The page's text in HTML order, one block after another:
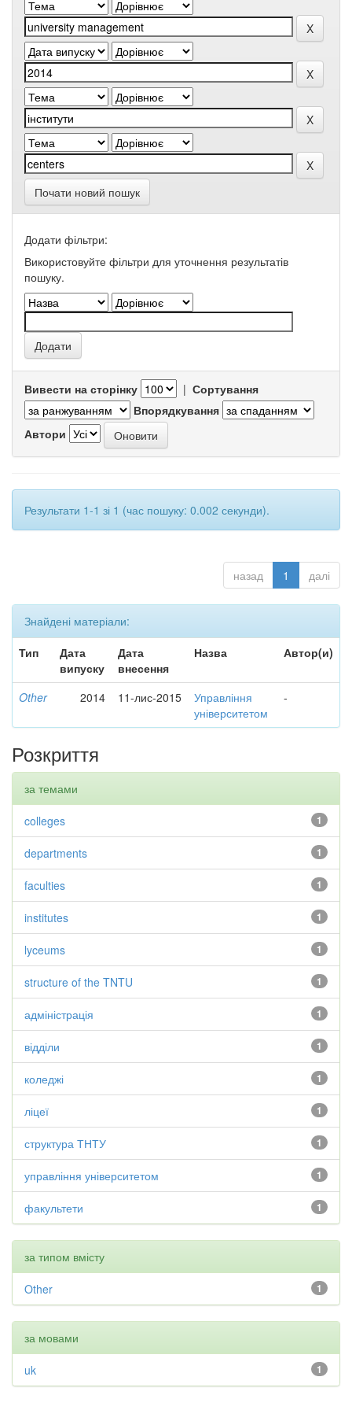
Почати новий пошук
Додати фільтри:
Використовуйте фільтри для уточнення результатів
пошуку.
Вивести на сторінку | Сортування
Впорядкування
Автори
Результати 1-1 зі 1 (час пошуку: 0.002 секунди).
назад 1 далі
Знайдені матеріали:
Тип
Дата
випуску
Дата
внесення
Назва Автор(и)
Other 2014 11-лис-2015
Управління
університетом
-
Розкриття
за темами
1
colleges
1
departments
1
faculties
1
institutes
1
lyceums
1
structure of the TNTU
1
адміністрація
1
відділи
1
коледжі
1
ліцеї
1
структура ТНТУ
1
управління університетом
1
факультети
за типом вмісту
1
Other
за мовами
1
uk